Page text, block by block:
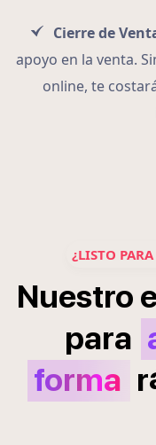
Cierre de
apoyo en la venta.
online, te
¿LISTO
Nuestro
para
forma r